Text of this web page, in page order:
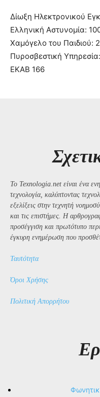
Δίωξη Ηλεκτρονικού
Ελληνική Αστυνομία:
Χαμόγελο του Παιδιού:
Πυροσβεστική
ΕΚΑΒ 166
Το Texnologia.net είναι ένα
τεχνολογία, καλύπτοντας
εξελίξεις στην τεχνητή
και τις επιστήμες. Η
προσέγγιση και πρωτότυπο
έγκυρη ενημέρωση που
Ταυτότητα
Όροι Χρήσης
Πολιτική Απορρήτου